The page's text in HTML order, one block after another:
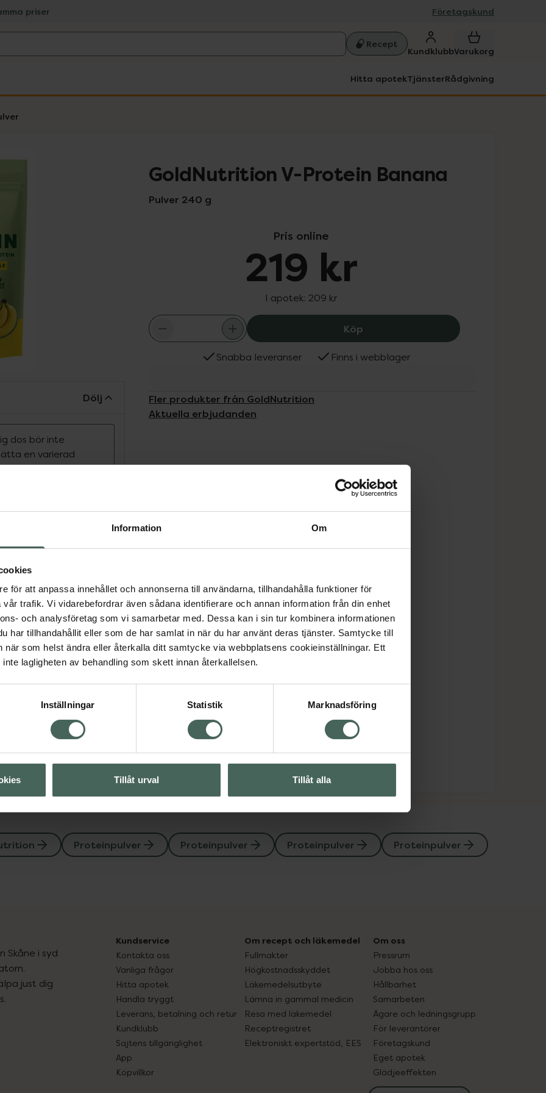
Information Om
för att anpassa innehållet och annonserna till användarna, tillhandahålla funktioner för
trafik. Vi vidarebefordrar även sådana identifierare och annan information från din enhet
och analysföretag som vi samarbetar med. Dessa kan i sin tur kombinera informationen
har tillhandahållit eller som de har samlat in när du har använt deras tjänster. Samtycke till
när som helst ändra eller återkalla ditt samtycke via webbplatsens cookieinställningar. Ett
lagligheten av behandling som skett innan återkallelsen.
Inställningar Statistik Marknadsföring
Tillåt urval Tillåt alla
priser Företagskund
Recept
KundklubbVarukorg
Hitta apotekTjänsterRådgivning
GoldNutrition V-Protein Banana
Pulver 240 g
Pris online
219 kr
I apotek: 209 kr
Köp GoldNutrition V-Protein Banana, 219
Snabba leveranser Finns i webblager
Fler produkter från GoldNutrition
Aktuella erbjudanden
Dölj
dos bör inte
en varierad
utom räckhåll
nästa nivå! V-Protein
aminosyraprofil
och 0,7 g kolhydrater.
och med
veganer,
öka mättnad
mot magen –
mellanmål! Innehåller
Proteinpulver
Pulverboost
Visa
Proteinpulver Proteinpulver Proteinpulver
Proteinpulver
Skåne i syd
just dig
Kundservice
Kontakta oss
Vanliga frågor
Hitta apotek
Handla tryggt
Leverans, betalning och retur
Kundklubb
Sajtens tillgänglighet
App
Köpvillkor
Om recept och läkemedel
Fullmakter
Högkostnadsskyddet
Läkemedelsutbyte
Lämna in gammal medicin
Resa med läkemedel
Receptregistret
Elektroniskt expertstöd, EES
Om oss
Pressrum
Jobba hos oss
Hållbarhet
Samarbeten
Ägare och ledningsgrupp
För leverantörer
Företagskund
Eget apotek
Glädjeeffekten